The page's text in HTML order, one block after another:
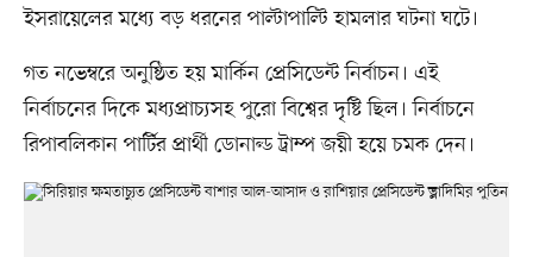
ইসরায়েলের মধ্যে বড় ধরনের পাল্টাপাল্টি হামলার ঘটনা ঘটে।
গত নভেম্বরে অনুষ্ঠিত হয় মার্কিন প্রেসিডেন্ট নির্বাচন। এই
নির্বাচনের দিকে মধ্যপ্রাচ্যসহ পুরো বিশ্বের দৃষ্টি ছিল। নির্বাচনে
রিপাবলিকান পার্টির প্রার্থী ডোনাল্ড ট্রাম্প জয়ী হয়ে চমক দেন।